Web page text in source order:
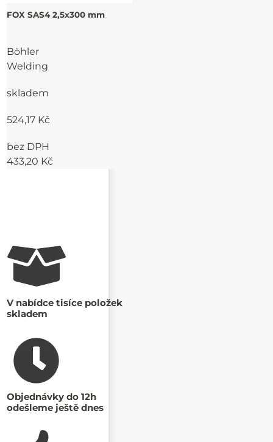
FOX SAS4 2,5x300 mm
Böhler
Welding
skladem
524,17 Kč
bez DPH
433,20 Kč
V nabídce tisíce položek
skladem
Objednávky do 12h
odešleme ještě dnes